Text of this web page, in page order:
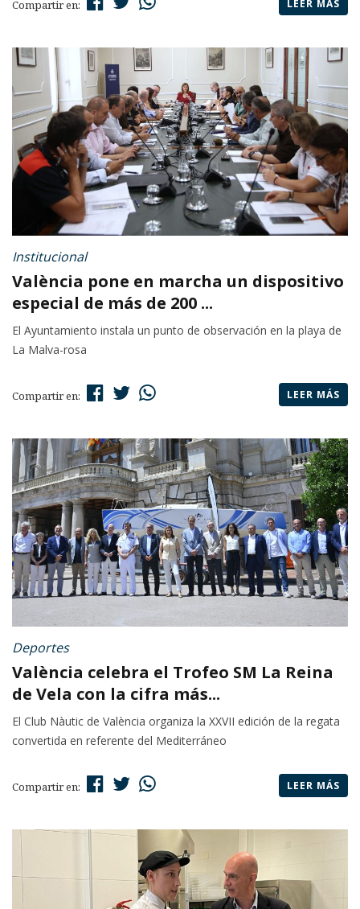
Compartir en: LEER MÁS
Institucional
València pone en marcha un dispositivo
especial de más de 200 ...
El Ayuntamiento instala un punto de observación en la playa de
La Malva-rosa
Compartir en: LEER MÁS
Deportes
València celebra el Trofeo SM La Reina
de Vela con la cifra más...
El Club Nàutic de València organiza la XXVII edición de la regata
convertida en referente del Mediterráneo
Compartir en: LEER MÁS